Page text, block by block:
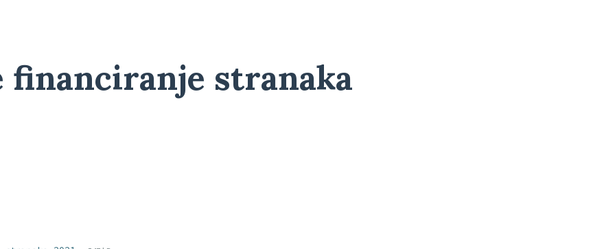
financiranje stranaka